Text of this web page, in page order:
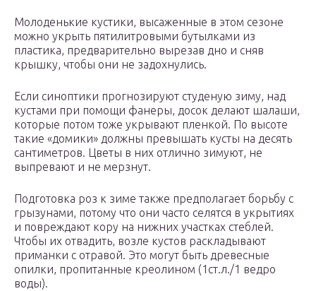
Молоденькие кустики, высаженные в этом сезоне
можно укрыть пятилитровыми бутылками из
пластика, предварительно вырезав дно и сняв
крышку, чтобы они не задохнулись.
Если синоптики прогнозируют студеную зиму, над
кустами при помощи фанеры, досок делают шалаши,
которые потом тоже укрывают пленкой. По высоте
такие «домики» должны превышать кусты на десять
сантиметров. Цветы в них отлично зимуют, не
выпревают и не мерзнут.
Подготовка роз к зиме также предполагает борьбу с
грызунами, потому что они часто селятся в укрытиях
и повреждают кору на нижних участках стеблей.
Чтобы их отвадить, возле кустов раскладывают
приманки с отравой. Это могут быть древесные
опилки, пропитанные креолином (1ст.л./1 ведро
воды).